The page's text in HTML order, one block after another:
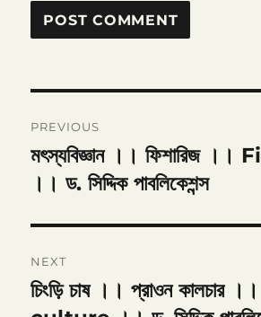
navigation
PREVIOUS
Previous
post:
মৎস্যবিজ্ঞান ।। ফিশারিজ
।। ড. সিদ্দিক পাবলিকেশন্স
NEXT
Next
চিংড়ি চাষ ।। প্রাওন